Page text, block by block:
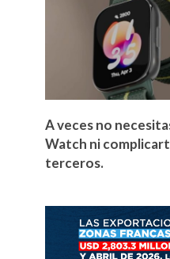
A veces no
Watch ni
terceros.